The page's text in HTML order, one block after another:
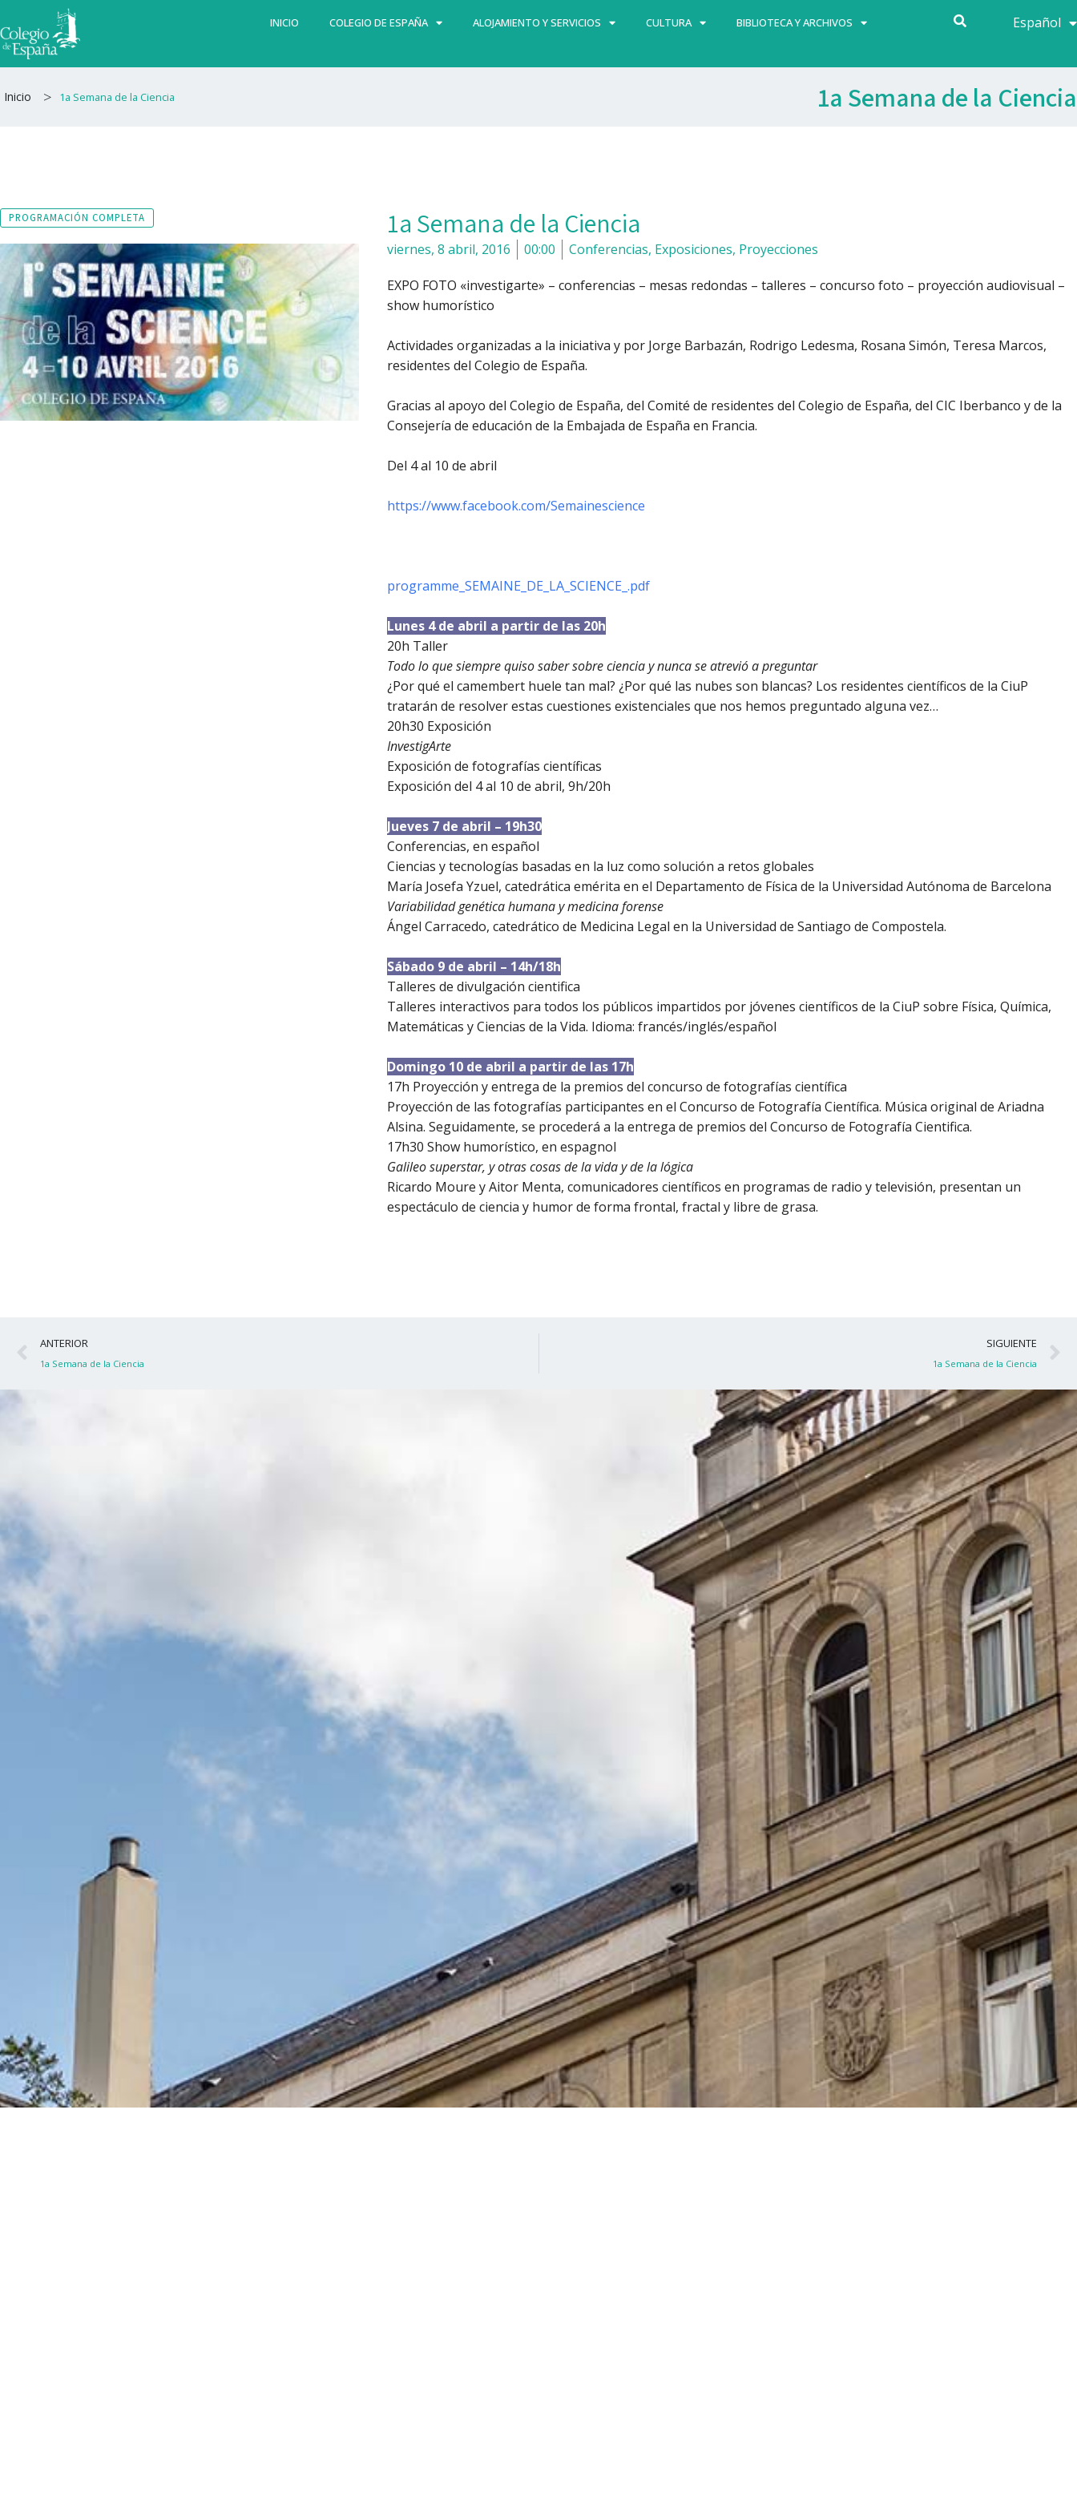
al
contenido
INICIO COLEGIO DE ESPAÑA ALOJAMIENTO Y SERVICIOS CULTURA BIBLIOTECA Y ARCHIVOS Español
Français
Inicio > 1a Semana de la Ciencia 1a Semana de la Ciencia
PROGRAMACIÓN COMPLETA 1a Semana de la Ciencia
viernes, 8 abril, 2016 00:00 Conferencias, Exposiciones, Proyecciones
EXPO FOTO «investigarte» – conferencias – mesas redondas – talleres – concurso foto – proyección audiovisual –
show humorístico
Actividades organizadas a la iniciativa y por Jorge Barbazán, Rodrigo Ledesma, Rosana Simón, Teresa Marcos,
residentes del Colegio de España.
Gracias al apoyo del Colegio de España, del Comité de residentes del Colegio de España, del CIC Iberbanco y de la
Consejería de educación de la Embajada de España en Francia.
Del 4 al 10 de abril
https://www.facebook.com/Semainescience
programme_SEMAINE_DE_LA_SCIENCE_.pdf
Lunes 4 de abril a partir de las 20h
20h Taller
Todo lo que siempre quiso saber sobre ciencia y nunca se atrevió a preguntar
¿Por qué el camembert huele tan mal? ¿Por qué las nubes son blancas? Los residentes científicos de la CiuP
tratarán de resolver estas cuestiones existenciales que nos hemos preguntado alguna vez…
20h30 Exposición
InvestigArte
Exposición de fotografías científicas
Exposición del 4 al 10 de abril, 9h/20h
Jueves 7 de abril – 19h30
Conferencias, en español
Ciencias y tecnologías basadas en la luz como solución a retos globales
María Josefa Yzuel, catedrática emérita en el Departamento de Física de la Universidad Autónoma de Barcelona
Variabilidad genética humana y medicina forense
Ángel Carracedo, catedrático de Medicina Legal en la Universidad de Santiago de Compostela.
Sábado 9 de abril – 14h/18h
Talleres de divulgación cientifica
Talleres interactivos para todos los públicos impartidos por jóvenes científicos de la CiuP sobre Física, Química,
Matemáticas y Ciencias de la Vida. Idioma: francés/inglés/español
Domingo 10 de abril a partir de las 17h
17h Proyección y entrega de la premios del concurso de fotografías científica
Proyección de las fotografías participantes en el Concurso de Fotografía Científica. Música original de Ariadna
Alsina. Seguidamente, se procederá a la entrega de premios del Concurso de Fotografía Cientifica.
17h30 Show humorístico, en espagnol
Galileo superstar, y otras cosas de la vida y de la lógica
Ricardo Moure y Aitor Menta, comunicadores científicos en programas de radio y televisión, presentan un
espectáculo de ciencia y humor de forma frontal, fractal y libre de grasa.
Ant
ANTERIOR
1a Semana de la Ciencia
SIGUIENTE
1a Semana de la Ciencia